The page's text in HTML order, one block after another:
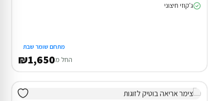
ג'קוזי חיצוני
מתחם שומר שבת
החל מ₪1,650